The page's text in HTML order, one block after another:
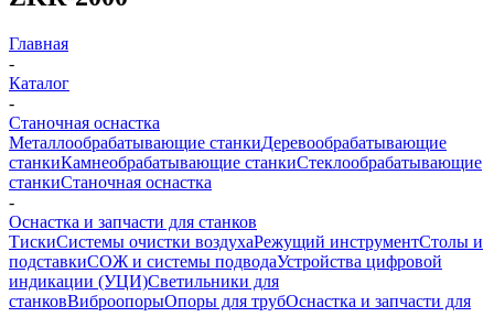
Главная
-
Каталог
-
Станочная оснастка
Металлообрабатывающие станкиДеревообрабатывающие
станкиКамнеобрабатывающие станкиСтеклообрабатывающие
станкиСтаночная оснастка
-
Оснастка и запчасти для станков
ТискиСистемы очистки воздухаРежущий инструментСтолы и
подставкиСОЖ и системы подводаУстройства цифровой
индикации (УЦИ)Светильники для
станковВиброопорыОпоры для трубОснастка и запчасти для